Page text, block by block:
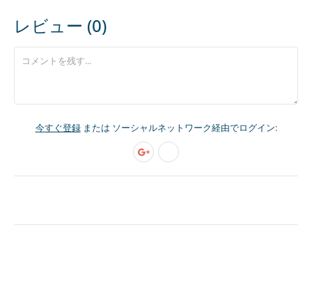
レビュー (0)
今すぐ登録または ソーシャルネットワーク経由でログイン: